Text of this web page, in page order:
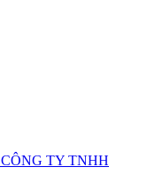
CÔNG TY TNHH